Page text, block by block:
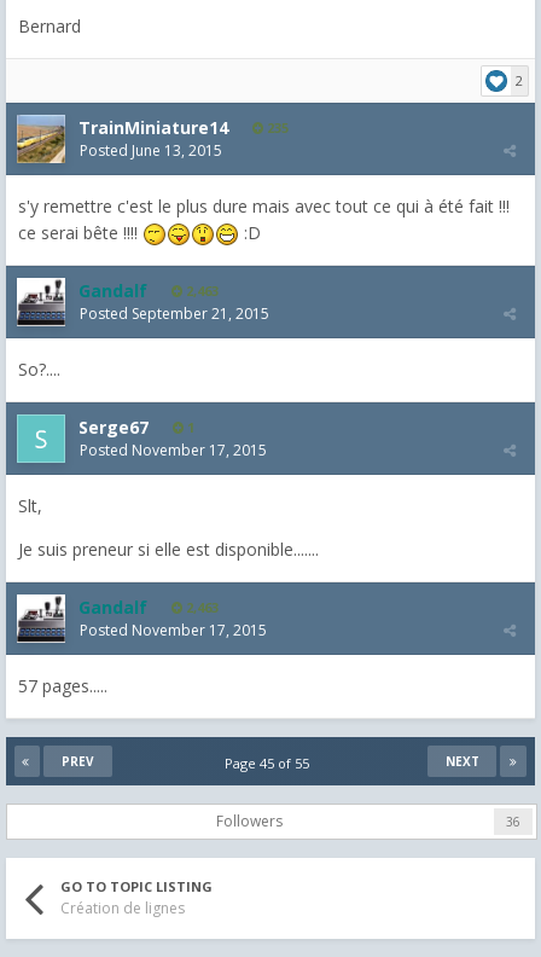
Bernard
2
TrainMiniature14 235
Posted June 13, 2015
s'y remettre c'est le plus dure mais avec tout ce qui à été fait !!!
ce serai bête !!!!
:D
Gandalf 2,463
Posted September 21, 2015
So?....
Serge67 1
Posted November 17, 2015
Slt,
Je suis preneur si elle est disponible.......
Gandalf 2,463
Posted November 17, 2015
57 pages.....
PREV NEXT
Page 45 of 55
Followers 36
GO TO TOPIC LISTING
Création de lignes